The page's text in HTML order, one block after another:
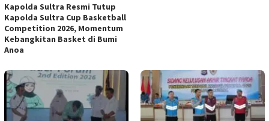
Kapolda Sultra Resmi Tutup
Kapolda Sultra Cup Basketball
Competition 2026, Momentum
Kebangkitan Basket di Bumi
Anoa